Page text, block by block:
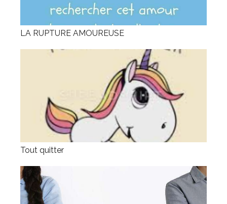
LA RUPTURE AMOUREUSE
Tout quitter